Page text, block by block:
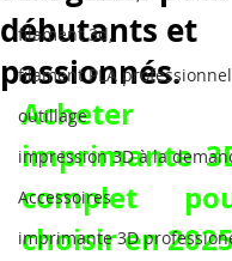
filament 3d,
filament PLA professionnel
outillage
impression 3D à la
Accessoires
imprimante 3D
débutants et
passionnés.
imprimante
complet
choisir en